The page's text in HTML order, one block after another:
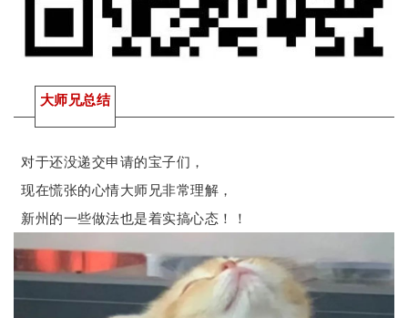
大师兄总结
对于还没递交申请的宝子们，
现在慌张的心情大师兄非常理解，
新州的一些做法也是着实搞心态！！